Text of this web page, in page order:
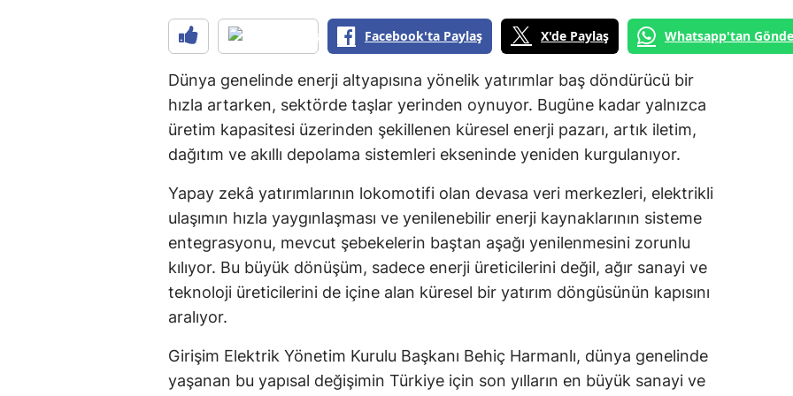
Facebook'ta Paylaş X'de Paylaş Whatsapp'tan
Dünya genelinde enerji altyapısına yönelik yatırımlar baş döndürücü bir
hızla artarken, sektörde taşlar yerinden oynuyor. Bugüne kadar yalnızca
üretim kapasitesi üzerinden şekillenen küresel enerji pazarı, artık iletim,
dağıtım ve akıllı depolama sistemleri ekseninde yeniden kurgulanıyor.
Yapay zekâ yatırımlarının lokomotifi olan devasa veri merkezleri, elektrikli
ulaşımın hızla yaygınlaşması ve yenilenebilir enerji kaynaklarının sisteme
entegrasyonu, mevcut şebekelerin baştan aşağı yenilenmesini zorunlu
kılıyor. Bu büyük dönüşüm, sadece enerji üreticilerini değil, ağır sanayi ve
teknoloji üreticilerini de içine alan küresel bir yatırım döngüsünün kapısını
aralıyor.
Girişim Elektrik Yönetim Kurulu Başkanı Behiç Harmanlı, dünya genelinde
yaşanan bu yapısal değişimin Türkiye için son yılların en büyük sanayi ve